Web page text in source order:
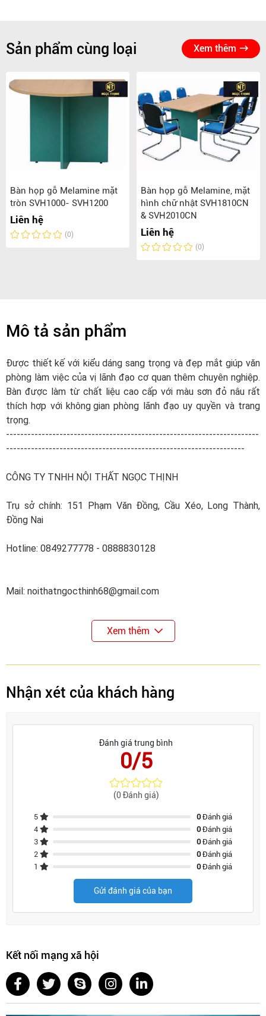
Sản phẩm cùng loại Xem thêm
Bàn họp gỗ Melamine mặt
tròn SVH1000- SVH1200
Liên hệ
(0)
Bàn họp gỗ Melamine, mặt
hình chữ nhật SVH1810CN
& SVH2010CN
Liên hệ
(0)
Mô tả sản phẩm
Được thiết kế với kiểu dángsang trọng và đẹp mắt giúp văn
phòng làm việc của vị lãnh đạo cơ quan thêm chuyên nghiệp.
Bàn được làm từ chất liệu cao cấp với màu sơn đỏ nâu rất
thích hợp với không gianphòng lãnh đạo uy quyền và trang
trọng.
-----------------------------------------------------------------------
-------------------------------------------------------------------
CÔNG TY TNHH NỘI THẤT NGỌC THỊNH
Trụ sở chính: 151 Phạm Văn Đồng, Cầu Xéo, Long Thành,
Đồng Nai
Hotline: 0849277778 - 0888830128
Mail: noithatngocthinh68@gmail.com
Xem thêm
Nhận xét của khách hàng
Đánh giá trung bình
0/5
(0 Đánh giá)
5 0Đánh giá
4
0Đánh giá
3
0Đánh giá
2
0Đánh giá
1
0Đánh giá
Gửi đánh giá của bạn
Kết nối mạng xã hội